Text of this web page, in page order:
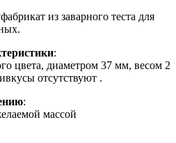
из заварного теста для
:
цвета, диаметром 37 мм, весом 2
отсутствуют .
:
массой